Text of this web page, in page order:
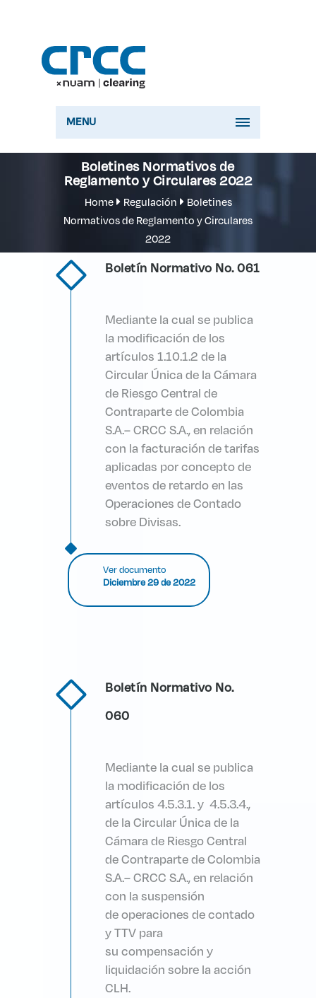
MENU
Boletines Normativos de
Reglamento y Circulares 2022
Home Regulación
Boletines
Normativos de Reglamento y Circulares
2022
Boletín Normativo No. 061
Mediante la cual se publica
la modificación de los
artículos 1.10.1.2 de la
Circular Única de la Cámara
de Riesgo Central de
Contraparte de Colombia
S.A.– CRCC S.A., en relación
con la facturación de tarifas
aplicadas por concepto de
eventos de retardo en las
Operaciones de Contado
sobre Divisas.
Ver documento
Diciembre 29 de 2022
Boletín Normativo No.
060
Mediante la cual se publica
la modificación de los
artículos 4.5.3.1. y 4.5.3.4.,
de la Circular Única de la
Cámara de Riesgo Central
deContraparte de Colombia
S.A.– CRCC S.A.,en relación
con la suspensión
deoperaciones de contado
y TTV para
su compensación y
liquidación sobre la acción
CLH.